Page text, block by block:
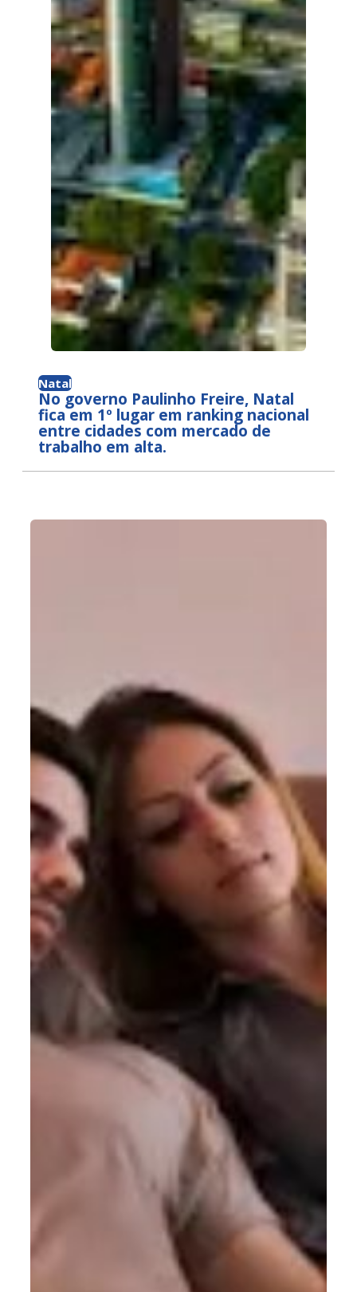
Natal
No governo Paulinho Freire, Natal
fica em 1º lugar em ranking nacional
entre cidades com mercado de
trabalho em alta.